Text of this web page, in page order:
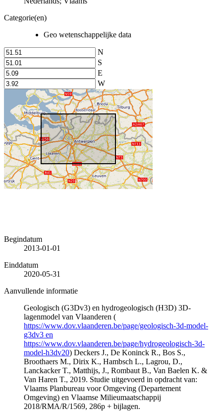
Categorie(en)
Geo wetenschappelijke data
N
S
E
W
Begindatum
2013-01-01
Einddatum
2020-05-31
Aanvullende informatie
Geologisch (G3Dv3) en hydrogeologisch (H3D) 3D-
lagenmodel van Vlaanderen (
https://www.dov.vlaanderen.be/page/geologisch-3d-model-
g3dv3 en
https://www.dov.vlaanderen.be/page/hydrogeologisch-3d-
model-h3dv20) Deckers J., De Koninck R., Bos S.,
Broothaers M., Dirix K., Hambsch L., Lagrou, D.,
Lanckacker T., Matthijs, J., Rombaut B., Van Baelen K. &
Van Haren T., 2019. Studie uitgevoerd in opdracht van:
Vlaams Planbureau voor Omgeving (Departement
Omgeving) en Vlaamse Milieumaatschappij
2018/RMA/R/1569, 286p + bijlagen.